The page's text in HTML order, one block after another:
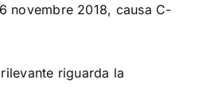
novembre 2018, causa C-
riguarda la